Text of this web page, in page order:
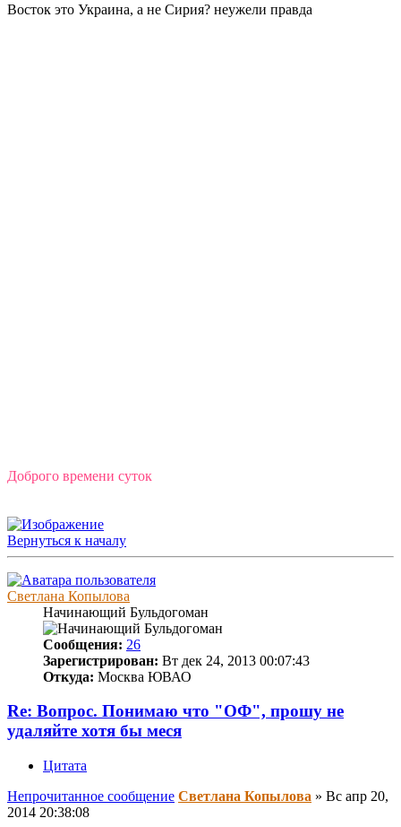
Восток это Украина, а не Сирия? неужели правда
Доброго времени суток
Вернуться к началу
Светлана Копылова
Начинающий Бульдогоман
Сообщения: 26
Зарегистрирован: Вт дек 24, 2013 00:07:43
Откуда: Москва ЮВАО
Re: Вопрос. Понимаю что "ОФ", прошу не
удаляйте хотя бы меся
Цитата
Непрочитанное сообщение Светлана Копылова » Вс апр 20,
2014 20:38:08